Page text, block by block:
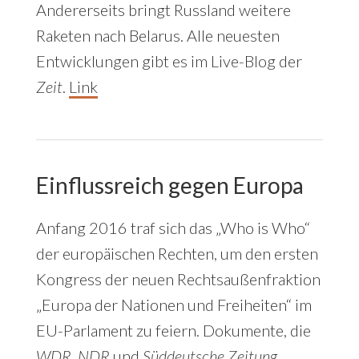
Andererseits bringt Russland weitere
Raketen nach Belarus. Alle neuesten
Entwicklungen gibt es im Live-Blog der
Zeit. Link
Einflussreich gegen Europa
Anfang 2016 traf sich das „Who is Who“
der europäischen Rechten, um den ersten
Kongress der neuen Rechtsaußenfraktion
„Europa der Nationen und Freiheiten“ im
EU-Parlament zu feiern. Dokumente, die